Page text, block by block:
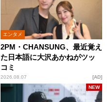
エンタメ
2PM・CHANSUNG、最近覚え
た日本語に大沢あかねがツッ
コミ
2026.08.07 AD
NEW